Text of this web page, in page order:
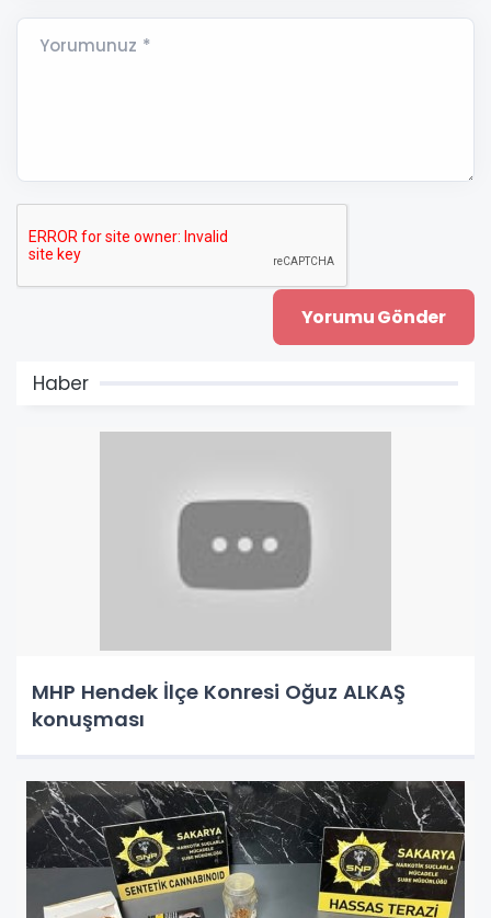
Yorumunuz *
Haber
MHP Hendek İlçe Konresi Oğuz ALKAŞ
konuşması